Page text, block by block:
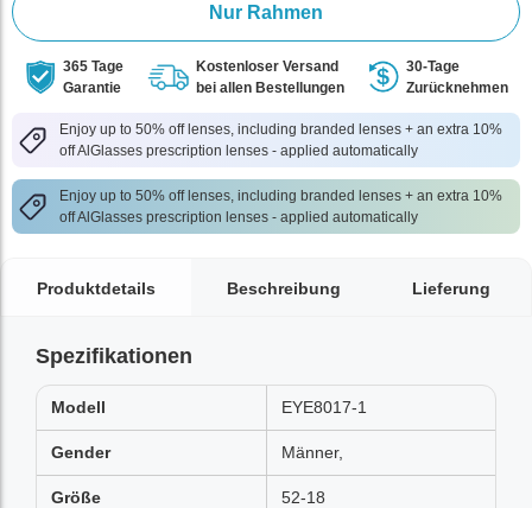
Nur Rahmen
365 Tage
Garantie
Kostenloser Versand
bei allen Bestellungen
30-Tage
Zurücknehmen
Enjoy up to 50% off lenses, including branded lenses + an extra 10%
off AlGlasses prescription lenses - applied automatically
Enjoy up to 50% off lenses, including branded lenses + an extra 10%
off AlGlasses prescription lenses - applied automatically
Produktdetails Beschreibung Lieferung
Spezifikationen
Modell EYE8017-1
Gender Männer,
Größe 52-18